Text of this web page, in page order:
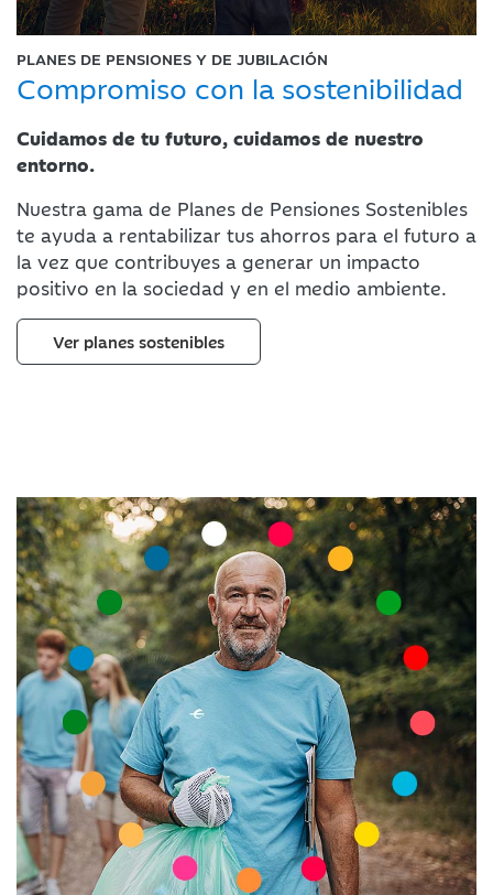
PLANES DE PENSIONES Y DE JUBILACIÓN
Compromiso con la sostenibilidad
Cuidamos de tu futuro, cuidamos de nuestro
entorno.
Nuestra gama de Planes de Pensiones Sostenibles
te ayuda a rentabilizar tus ahorros para el futuro a
la vez que contribuyes a generar un impacto
positivo en la sociedad y en el medio ambiente.
Ver planes sostenibles